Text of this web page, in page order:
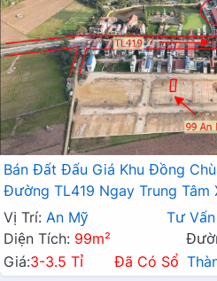
Bán Đất Đấu Giá Khu Đồng
Đường TL419 Ngay Trung Tâm
Vị Trí: An Mỹ Tư Vấn
Diện Tích: 99m²
Giá:3-3.5 Tỉ Đã Có Sổ